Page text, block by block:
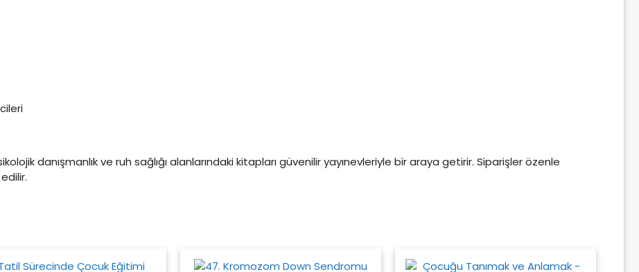
danışmanlık ve ruh sağlığı alanlarındaki kitapları güvenilir yayınevleriyle bir araya getirir. Siparişler özenle